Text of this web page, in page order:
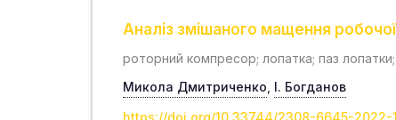
Аналіз змішаного мащення
роторний компресор; лопатка; паз
Микола Дмитриченко І. Богданов
https://doi.org/10.33744/2308-6645-2022-